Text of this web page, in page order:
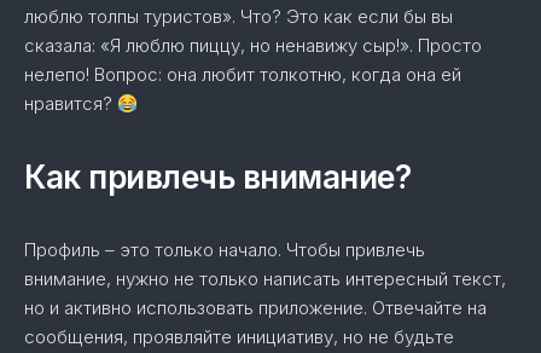
люблю толпы туристов». Что? Это как если бы вы
сказала: «Я люблю пиццу, но ненавижу сыр!». Просто
нелепо! Вопрос: она любит толкотню, когда она ей
нравится?
Как привлечь внимание?
Профиль – это только начало. Чтобы привлечь
внимание, нужно не только написать интересный текст,
но и активно использовать приложение. Отвечайте на
сообщения, проявляйте инициативу, но не будьте